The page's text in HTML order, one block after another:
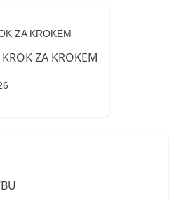
ZA KROKEM